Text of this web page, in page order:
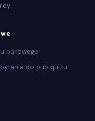
barowego
do pub quizu